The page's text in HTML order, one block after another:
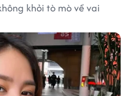
khỏi tò mò về vai